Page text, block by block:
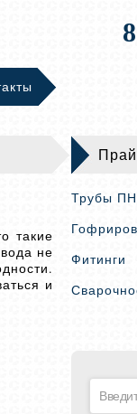
такие
не
и
Трубы
Фитинги